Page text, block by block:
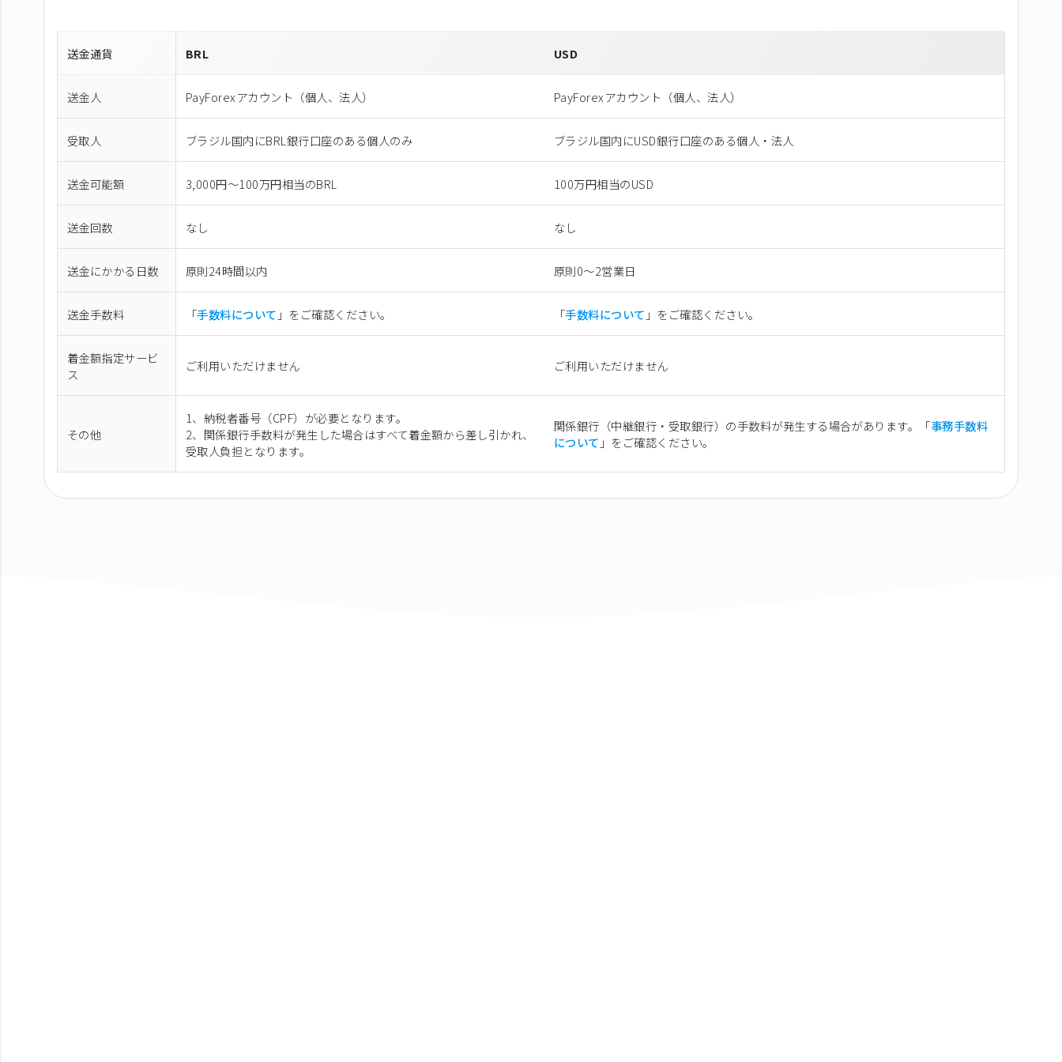
送金通貨 BRL USD
送金人 PayForexアカウント（個⼈、法⼈） PayForexアカウント（個⼈、法⼈）
受取人 ブラジル国内にBRL銀行口座のある個人のみ ブラジル国内にUSD銀行口座のある個人・法人
送金可能額 3,000円～100万円相当のBRL 100万円相当のUSD
送金回数 なし なし
送金にかかる日数 原則24時間以内 原則0〜2営業日
送金手数料 「手数料について 」をご確認ください。 「手数料について 」をご確認ください。
着金額指定サービ
ス
ご利用いただけません ご利用いただけません
その他
1、納税者番号（CPF）が必要となります。
2、関係銀行手数料が発生した場合はすべて着金額から差し引かれ、
受取人負担となります。
関係銀行（中継銀行・受取銀行）の手数料が発生する場合があります。「事務手数料
について 」をご確認ください。